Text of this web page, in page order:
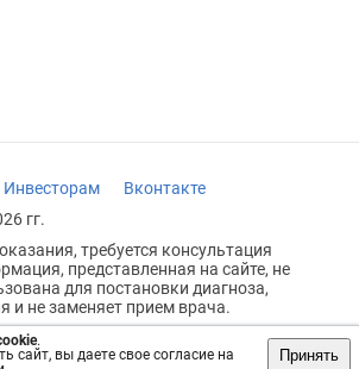
.
сайт, вы даете свое согласие на
Принять
Инвесторам
Вконтакте
гг.
требуется консультация
представленная на сайте, не
для постановки диагноза,
и не заменяет прием врача.
18+